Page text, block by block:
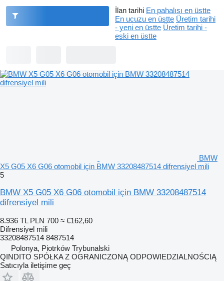
İlan tarihi En pahalısı en üstte
En ucuzu en üstte Üretim tarihi
- yeni en üstte Üretim tarihi -
eski en üstte
BMW
X5 G05 X6 G06 otomobil için BMW 33208487514 difrensiyel mili
5
BMW X5 G05 X6 G06 otomobil için BMW 33208487514
difrensiyel mili
8.936 TL PLN 700 ≈ €162,60
Difrensiyel mili
33208487514 8487514
Polonya, Piotrków Trybunalski
QINDITO SPÓŁKA Z OGRANICZONĄ ODPOWIEDZIALNOŚCIĄ
Satıcıyla iletişime geç